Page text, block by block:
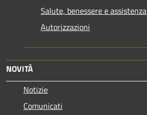
Salute, benessere e assistenza
Autorizzazioni
NOVITÀ
Notizie
Comunicati